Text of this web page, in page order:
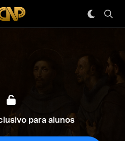
para alunos